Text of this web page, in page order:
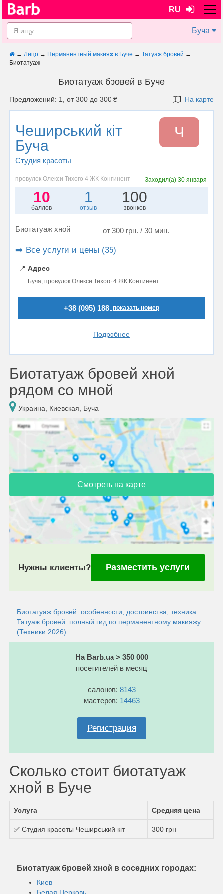
RU
Буча
→ Лицо → Перманентный макияж в Буче → Татуаж бровей →
Биотатуаж
Биотатуаж бровей в Буче
Предложений: 1, от 300 до 300 ₴ На карте
Чеширський кіт
Буча
Студия красоты
Ч
провулок Олекси Тихого 4 ЖК Континент Заходил(а) 30 января
10
баллов
1
отзыв
100
звонков
Биотатуаж хной от 300 грн. / 30 мин.
➡️ Все услуги и цены (35)
📍 Адрес
Буча, провулок Олекси Тихого 4 ЖК Континент
+38 (095) 188..показать номер
Подробнее
Биотатуаж бровей хной
рядом со мной
Украина, Киевская, Буча
Смотреть на карте
Нужны клиенты? Разместить услуги
Биотатуаж бровей: особенности, достоинства, техника
Татуаж бровей: полный гид по перманентному макияжу
(Техники 2026)
На Barb.ua > 350 000
посетителей в месяц
салонов: 8143
мастеров: 14463
Регистрация
Сколько стоит биотатуаж
хной в Буче
Услуга Средняя цена
✅ Студия красоты Чеширський кіт 300 грн
Биотатуаж бровей хной в соседних городах:
Киев
Белая Церковь